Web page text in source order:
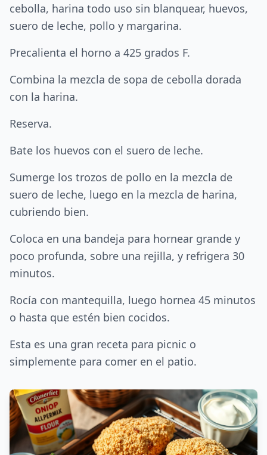
cebolla, harina todo uso sin blanquear, huevos,
suero de leche, pollo y margarina.
Precalienta el horno a 425 grados F.
Combina la mezcla de sopa de cebolla dorada
con la harina.
Reserva.
Bate los huevos con el suero de leche.
Sumerge los trozos de pollo en la mezcla de
suero de leche, luego en la mezcla de harina,
cubriendo bien.
Coloca en una bandeja para hornear grande y
poco profunda, sobre una rejilla, y refrigera 30
minutos.
Rocía con mantequilla, luego hornea 45 minutos
o hasta que estén bien cocidos.
Esta es una gran receta para picnic o
simplemente para comer en el patio.